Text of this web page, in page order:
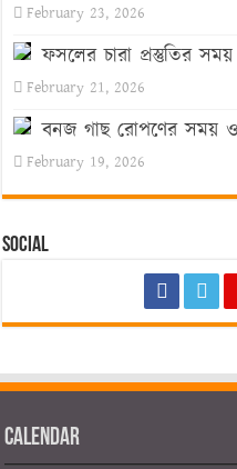
February 23, 2026
ফসলের চারা প্রস্তুতির
February 21, 2026
বনজ গাছ রোপণের সময়
February 19, 2026
Social
Calendar